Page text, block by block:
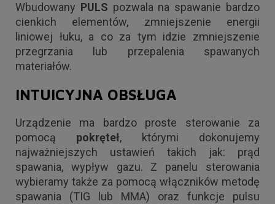
Wbudowany PULS pozwala na spawanie bardzo
cienkich elementów, zmniejszenie energii
liniowej łuku, a co za tym idzie zmniejszenie
przegrzania lub przepalenia spawanych
materiałów.
INTUICYJNA OBSŁUGA
Urządzenie ma bardzo proste sterowanie za
pomocą pokręteł, którymi dokonujemy
najważniejszych ustawień takich jak: prąd
spawania, wypływ gazu. Z panelu sterowania
wybieramy także za pomocą włączników metodę
spawania (TIG lub MMA) oraz funkcje pulsu